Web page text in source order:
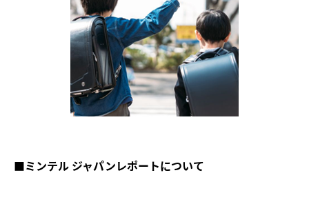
■ミンテル ジャパンレポートについて